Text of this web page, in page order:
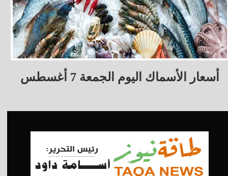
أسعار الأسماك اليوم الجمعة 7 أغسطس